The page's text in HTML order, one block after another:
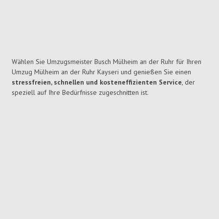
Wählen Sie Umzugsmeister Busch Mülheim an der Ruhr für Ihren
Umzug Mülheim an der Ruhr Kayseri und genießen Sie einen
stressfreien, schnellen und kosteneffizienten Service, der
speziell auf Ihre Bedürfnisse zugeschnitten ist.